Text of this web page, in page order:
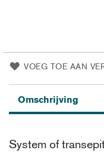
VOEG TOE AAN
Omschrijving
System of